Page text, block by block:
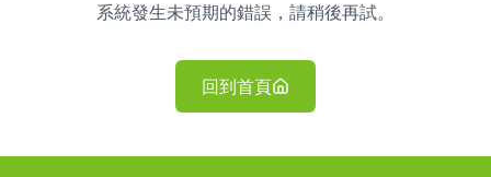
系統發生未預期的錯誤，請稍後再試。
回到首頁